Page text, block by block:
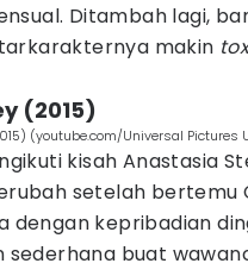
Ditambah lagi,
makin
(2015)
(youtube.com/Universal Pictures
kisah Anastasia
setelah bertemu
dengan kepribadian
sederhana buat